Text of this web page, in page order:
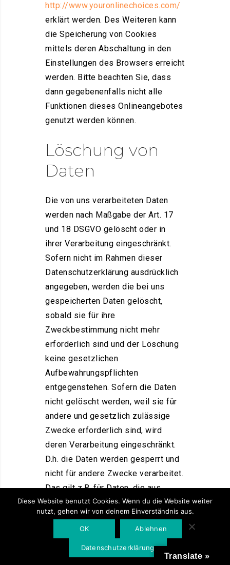
http://www.youronlinechoices.com/
erklärt werden. Des Weiteren kann
die Speicherung von Cookies
mittels deren Abschaltung in den
Einstellungen des Browsers erreicht
werden. Bitte beachten Sie, dass
dann gegebenenfalls nicht alle
Funktionen dieses Onlineangebotes
genutzt werden können.
Löschung von
Daten
Die von uns verarbeiteten Daten
werden nach Maßgabe der Art. 17
und 18 DSGVO gelöscht oder in
ihrer Verarbeitung eingeschränkt.
Sofern nicht im Rahmen dieser
Datenschutzerklärung ausdrücklich
angegeben, werden die bei uns
gespeicherten Daten gelöscht,
sobald sie für ihre
Zweckbestimmung nicht mehr
erforderlich sind und der Löschung
keine gesetzlichen
Aufbewahrungspflichten
entgegenstehen. Sofern die Daten
nicht gelöscht werden, weil sie für
andere und gesetzlich zulässige
Zwecke erforderlich sind, wird
deren Verarbeitung eingeschränkt.
D.h. die Daten werden gesperrt und
nicht für andere Zwecke verarbeitet.
Das gilt z.B. für Daten, die aus
handels- oder steuerrechtlichen
Gründen aufbewahrt werden
Nach gesetzlichen Vorgaben in Translate »
Diese Website benutzt Cookies. Wenn du die Website weiter
nutzt, gehen wir von deinem Einverständnis aus.
OK Ablehnen
Datenschutzerklärung